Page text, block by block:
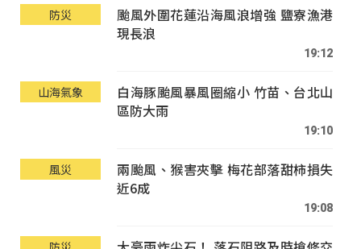
防災
颱風外圍花蓮沿海風浪增強 鹽寮漁港
現長浪
19:12
山海氣象
白海豚颱風暴風圈縮小 竹苗、台北山
區防大雨
19:10
風災
兩颱風、猴害夾擊 梅花部落甜柿損失
近6成
19:08